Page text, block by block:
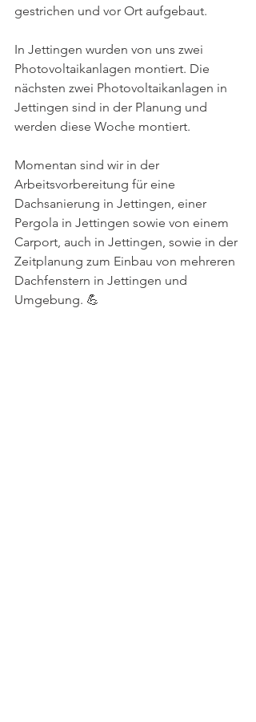
gestrichen und vor Ort aufgebaut.
In Jettingen wurden von uns zwei
Photovoltaikanlagen montiert. Die
nächsten zwei Photovoltaikanlagen in
Jettingen sind in der Planung und
werden diese Woche montiert.
Momentan sind wir in der
Arbeitsvorbereitung für eine
Dachsanierung in Jettingen, einer
Pergola in Jettingen sowie von einem
Carport, auch in Jettingen, sowie in der
Zeitplanung zum Einbau von mehreren
Dachfenstern in Jettingen und
Umgebung. 💪